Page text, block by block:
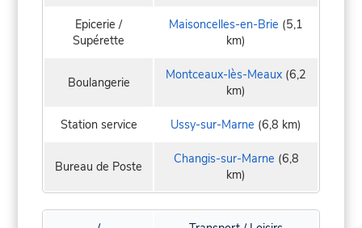
Epicerie /
Supérette
Maisoncelles-en-Brie (5,1
km)
Boulangerie Montceaux-lès-Meaux (6,2
km)
Station service Ussy-sur-Marne (6,8 km)
Bureau de Poste Changis-sur-Marne (6,8
km)